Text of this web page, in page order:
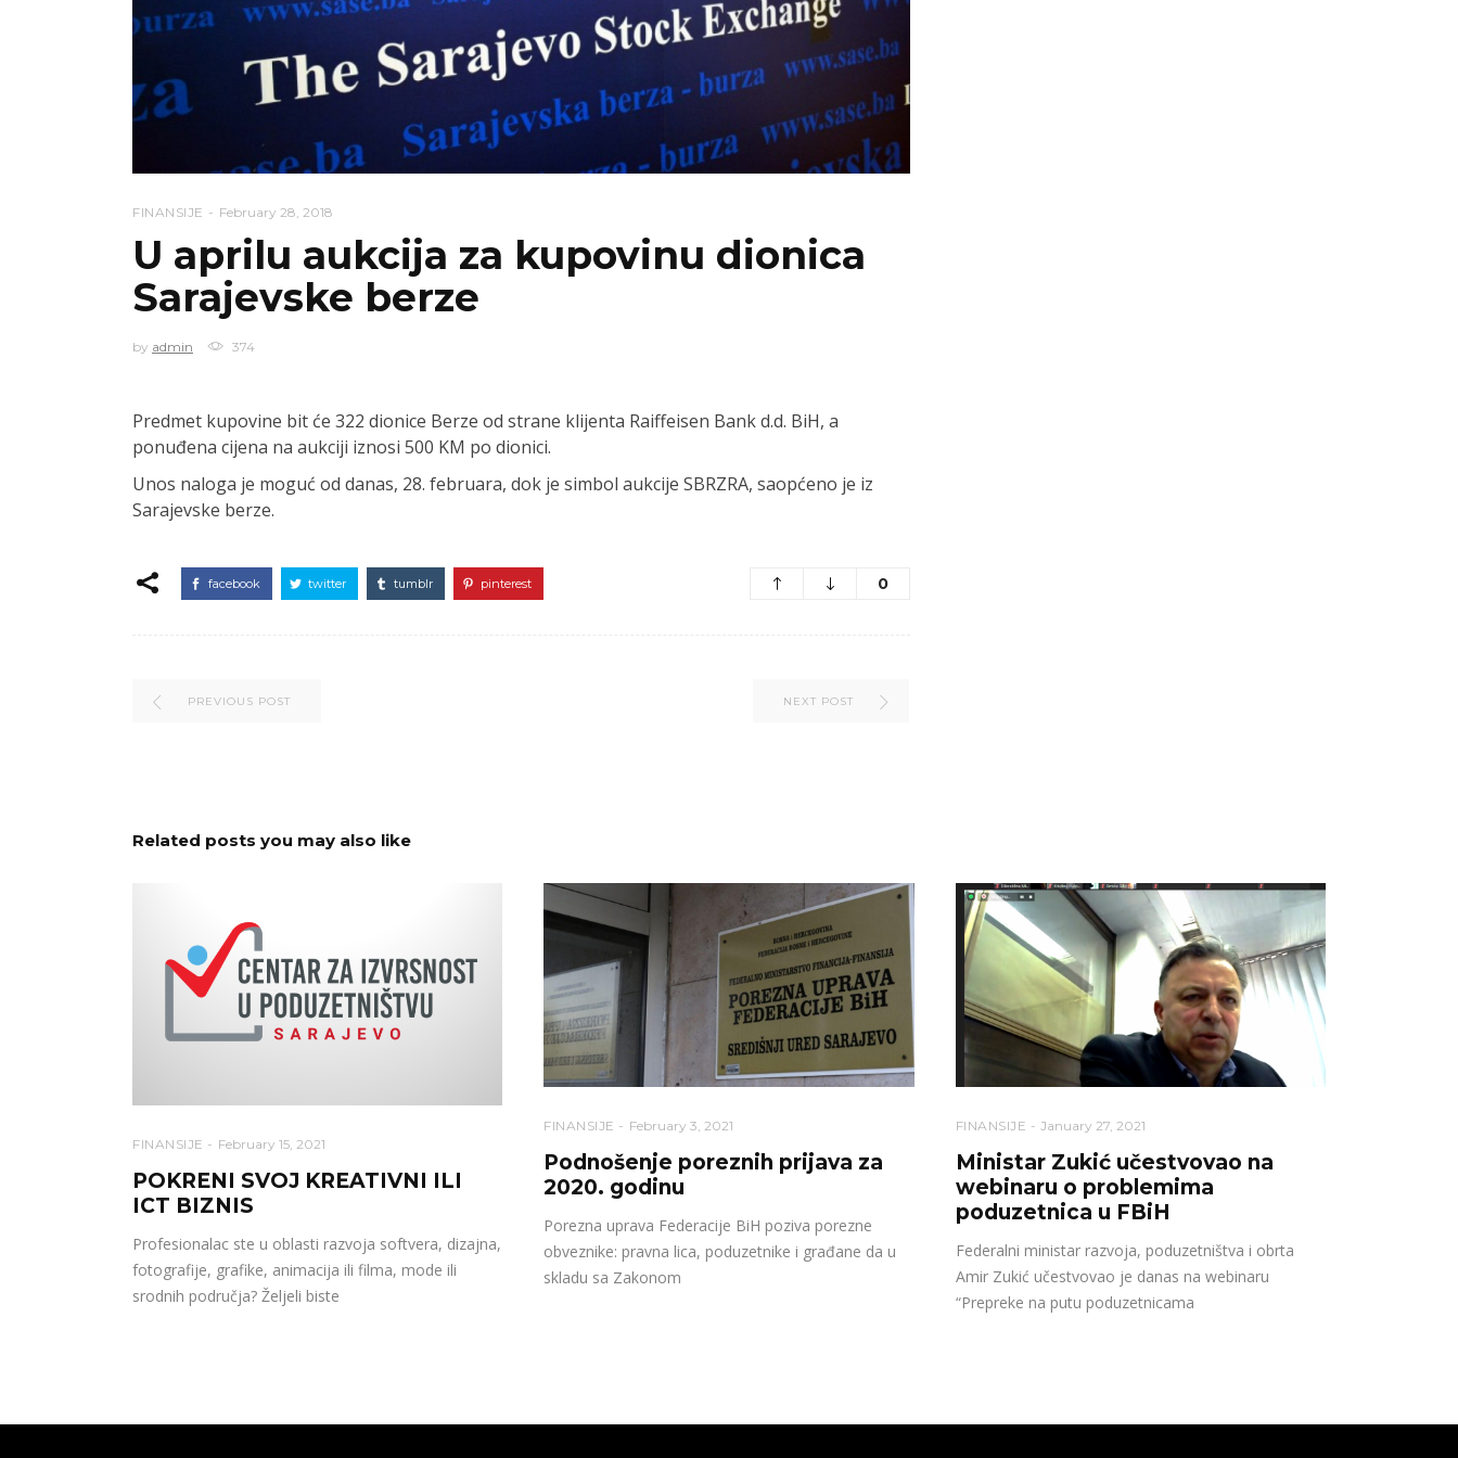
FINANSIJE February 28, 2018
U aprilu aukcija za kupovinu dionica
Sarajevske berze
by admin 374
Predmet kupovine bit će 322 dionice Berze od strane klijenta Raiffeisen Bank d.d. BiH, a
ponuđena cijena na aukciji iznosi 500 KM po dionici.
Unos naloga je moguć od danas, 28. februara, dok je simbol aukcije SBRZRA, saopćeno je iz
Sarajevske berze.
facebook twitter tumblr pinterest 0
PREVIOUS POST NEXT POST
Related posts you may also like
FINANSIJE February 15, 2021
POKRENI SVOJ KREATIVNI ILI
ICT BIZNIS
Profesionalac ste u oblasti razvoja softvera, dizajna,
fotografije, grafike, animacija ili filma, mode ili
srodnih područja? Željeli biste
FINANSIJE February 3, 2021
Podnošenje poreznih prijava za
2020. godinu
Porezna uprava Federacije BiH poziva porezne
obveznike: pravna lica, poduzetnike i građane da u
skladu sa Zakonom
FINANSIJE January 27, 2021
Ministar Zukić učestvovao na
webinaru o problemima
poduzetnica u FBiH
Federalni ministar razvoja, poduzetništva i obrta
Amir Zukić učestvovao je danas na webinaru
“Prepreke na putu poduzetnicama